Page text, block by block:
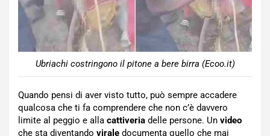
Ubriachi costringono il pitone a bere birra (Ecoo.it)
Quando pensi di aver visto tutto, può sempre accadere
qualcosa che ti fa comprendere che non c’è davvero
limite al peggio e alla cattiveria delle persone. Un video
che sta diventando virale documenta quello che mai